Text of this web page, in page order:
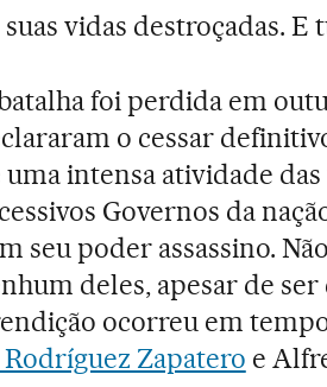
vidas destroçadas. E
foi perdida em
o cessar
uma intensa atividade
Governos da
seu poder assassino.
deles, apesar de
ocorreu em
Rodríguez Zapatero e